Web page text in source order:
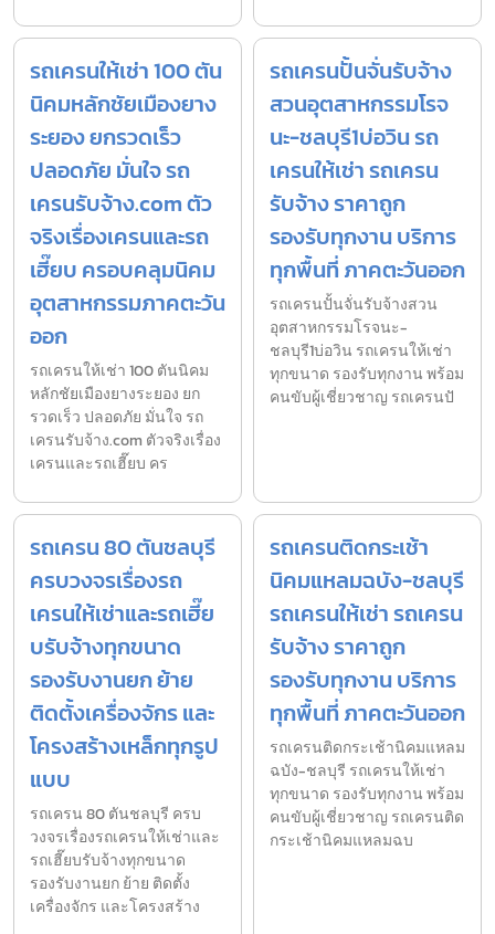
รถเครนให้เช่า 100 ตัน
นิคมหลักชัยเมืองยาง
ระยอง ยกรวดเร็ว
ปลอดภัย มั่นใจ รถ
เครนรับจ้าง.com ตัว
จริงเรื่องเครนและรถ
เฮี๊ยบ ครอบคลุมนิคม
อุตสาหกรรมภาคตะวัน
ออก
รถเครนให้เช่า 100 ตันนิคม
หลักชัยเมืองยางระยอง ยก
รวดเร็ว ปลอดภัย มั่นใจ รถ
เครนรับจ้าง.com ตัวจริงเรื่อง
เครนและรถเฮี๊ยบ คร
รถเครนปั้นจั่นรับจ้าง
สวนอุตสาหกรรมโรจ
นะ-ชลบุรี1บ่อวิน รถ
เครนให้เช่า รถเครน
รับจ้าง ราคาถูก
รองรับทุกงาน บริการ
ทุกพื้นที่ ภาคตะวันออก
รถเครนปั้นจั่นรับจ้างสวน
อุตสาหกรรมโรจนะ-
ชลบุรี1บ่อวิน รถเครนให้เช่า
ทุกขนาด รองรับทุกงาน พร้อม
คนขับผู้เชี่ยวชาญ รถเครนปั
รถเครน 80 ตันชลบุรี
ครบวงจรเรื่องรถ
เครนให้เช่าและรถเฮี๊ย
บรับจ้างทุกขนาด
รองรับงานยก ย้าย
ติดตั้งเครื่องจักร และ
โครงสร้างเหล็กทุกรูป
แบบ
รถเครน 80 ตันชลบุรี ครบ
วงจรเรื่องรถเครนให้เช่าและ
รถเฮี๊ยบรับจ้างทุกขนาด
รองรับงานยก ย้าย ติดตั้ง
เครื่องจักร และโครงสร้าง
รถเครนติดกระเช้า
นิคมแหลมฉบัง-ชลบุรี
รถเครนให้เช่า รถเครน
รับจ้าง ราคาถูก
รองรับทุกงาน บริการ
ทุกพื้นที่ ภาคตะวันออก
รถเครนติดกระเช้านิคมแหลม
ฉบัง-ชลบุรี รถเครนให้เช่า
ทุกขนาด รองรับทุกงาน พร้อม
คนขับผู้เชี่ยวชาญ รถเครนติด
กระเช้านิคมแหลมฉบ